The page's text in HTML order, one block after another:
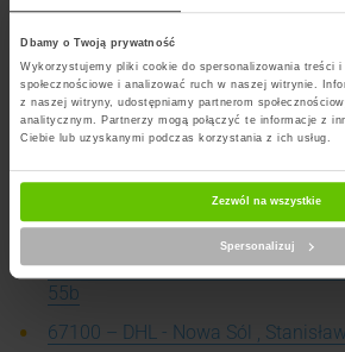
Dbamy o Twoją prywatność
Wykorzystujemy pliki cookie do spersonalizowania treści
społecznościowe i analizować ruch w naszej witrynie.
z naszej witryny, udostępniamy partnerom
analitycznym. Partnerzy mogą połączyć te informacje z
Ciebie lub uzyskanymi podczas korzystania z ich usług.
Zezwól na wszystkie
Spersonalizuj
POCZTA
66004 – DHL - Zielona Góra ,
67100 – DHL - Nowa Sól ,
67100 – DHL - Nowa Sól ,
67100 – DHL - Nowa Sól , Marsz.
55b
67100 – DHL - Nowa Sól ,